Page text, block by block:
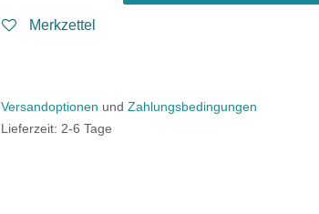
Merkzettel
Versandoptionen und Zahlungsbedingungen
Lieferzeit: 2-6 Tage